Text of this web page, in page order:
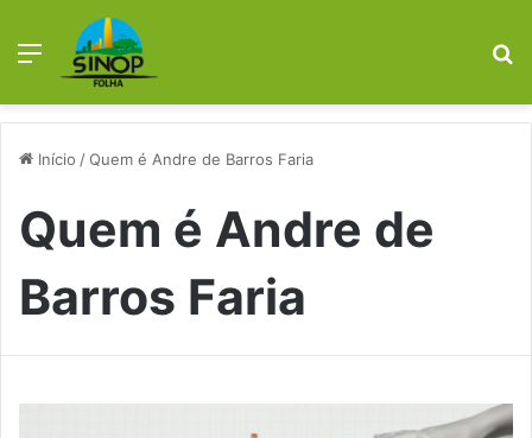
Menu
Início /Quem é Andre de Barros Faria
Quem é Andre de
Barros Faria